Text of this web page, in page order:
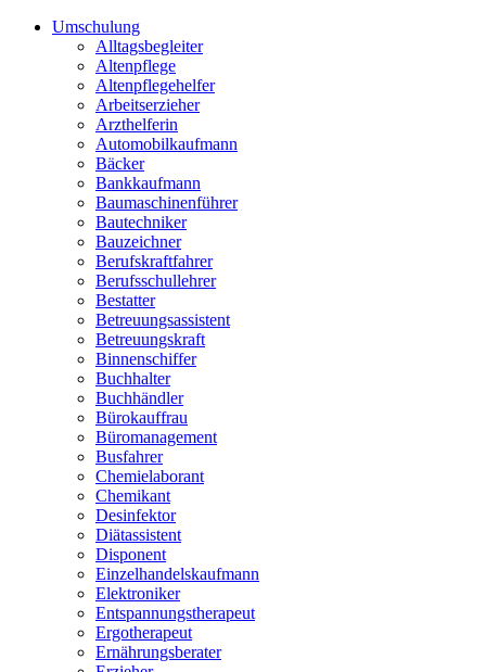
Umschulung
Alltagsbegleiter
Altenpflege
Altenpflegehelfer
Arbeitserzieher
Arzthelferin
Automobilkaufmann
Bäcker
Bankkaufmann
Baumaschinenführer
Bautechniker
Bauzeichner
Berufskraftfahrer
Berufsschullehrer
Bestatter
Betreuungsassistent
Betreuungskraft
Binnenschiffer
Buchhalter
Buchhändler
Bürokauffrau
Büromanagement
Busfahrer
Chemielaborant
Chemikant
Desinfektor
Diätassistent
Disponent
Einzelhandelskaufmann
Elektroniker
Entspannungstherapeut
Ergotherapeut
Ernährungsberater